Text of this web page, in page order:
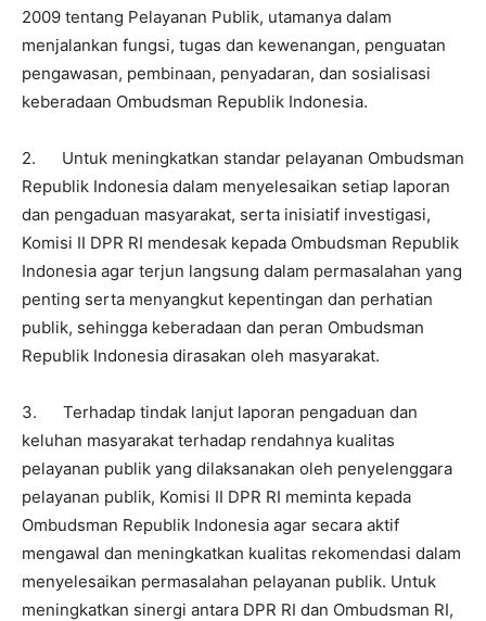
2009 tentang Pelayanan Publik, utamanya dalam
menjalankan fungsi, tugas dan kewenangan, penguatan
pengawasan, pembinaan, penyadaran, dan sosialisasi
keberadaan Ombudsman Republik Indonesia.
2. Untuk meningkatkan standar pelayanan Ombudsman
Republik Indonesia dalam menyelesaikan setiap laporan
dan pengaduan masyarakat, serta inisiatif investigasi,
Komisi II DPR RI mendesak kepada Ombudsman Republik
Indonesia agar terjun langsung dalam permasalahan yang
penting serta menyangkut kepentingan dan perhatian
publik, sehingga keberadaan dan peran Ombudsman
Republik Indonesia dirasakan oleh masyarakat.
3. Terhadap tindak lanjut laporan pengaduan dan
keluhan masyarakat terhadap rendahnya kualitas
pelayanan publik yang dilaksanakan oleh penyelenggara
pelayanan publik, Komisi II DPR RI meminta kepada
Ombudsman Republik Indonesia agar secara aktif
mengawal dan meningkatkan kualitas rekomendasi dalam
menyelesaikan permasalahan pelayanan publik. Untuk
meningkatkan sinergi antara DPR RI dan Ombudsman RI,